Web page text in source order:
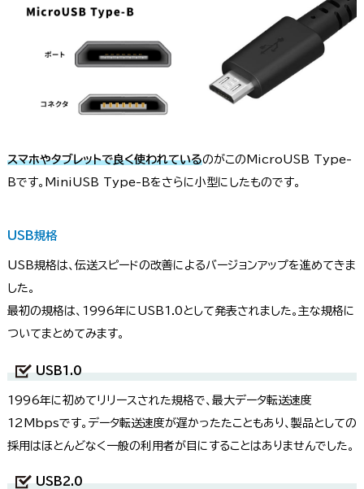
スマホやタブレットで良く使われているのがこのMicroUSB Type-
Bです。MiniUSB Type-Bをさらに小型にしたものです。
USB規格
USB規格は、伝送スピードの改善によるバージョンアップを進めてきま
した。
最初の規格は、1996年にUSB1.0として発表されました。主な規格に
ついてまとめてみます。
USB1.0
1996年に初めてリリースされた規格で、最大データ転送速度
12Mbpsです。データ転送速度が遅かったたこともあり、製品としての
採用はほとんどなく一般の利用者が目にすることはありませんでした。
USB2.0